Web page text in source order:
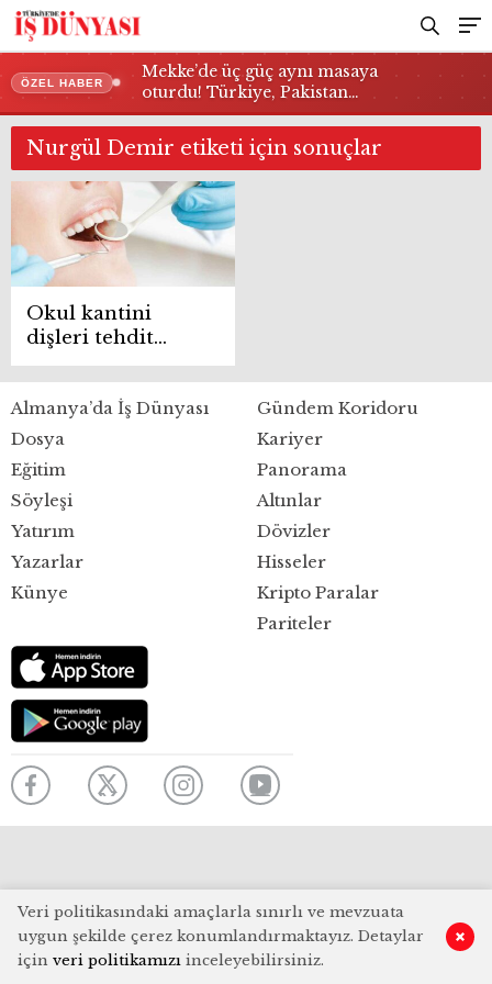
ÖZEL HABER
Mekke’de üç güç aynı masaya
oturdu! Türkiye, Pakistan…
Nurgül Demir etiketi için sonuçlar
Okul kantini
dişleri tehdit
ediyor
Almanya’da İş Dünyası
Dosya
Eğitim
Gündem Koridoru
Kariyer
Panorama
Söyleşi
Yatırım
Yazarlar
Künye
Altınlar
Dövizler
Hisseler
Kripto Paralar
Pariteler
Veri politikasındaki amaçlarla sınırlı ve mevzuata
uygun şekilde çerez konumlandırmaktayız. Detaylar
için veri politikamızı inceleyebilirsiniz.